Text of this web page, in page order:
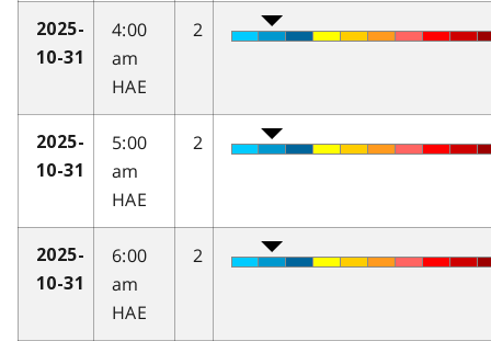
2025-
10-31
4:00
am
HAE
2
2025-
10-31
5:00
am
HAE
2
2025-
10-31
6:00
am
HAE
2